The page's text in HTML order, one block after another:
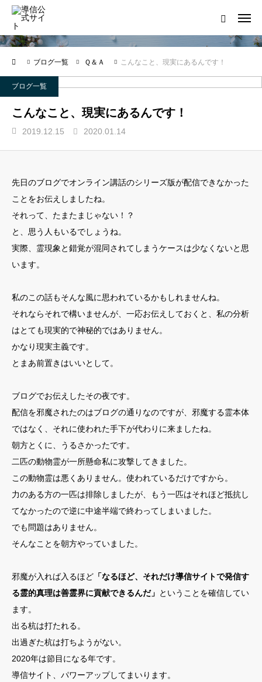
ブログ一覧 Ｑ＆Ａ こんなこと、現実にあるんです！
ブログ一覧
こんなこと、現実にあるんです！
2019.12.15 2020.01.14
先日のブログでオンライン講話のシリーズ版が配信できなかった
ことをお伝えしましたね。
それって、たまたまじゃない！？
と、思う人もいるでしょうね。
実際、霊現象と錯覚が混同されてしまうケースは少なくないと思
います。
私のこの話もそんな風に思われているかもしれませんね。
それならそれで構いませんが、一応お伝えしておくと、私の分析
はとても現実的で神秘的ではありません。
かなり現実主義です。
とまあ前置きはいいとして。
ブログでお伝えしたその夜です。
配信を邪魔されたのはブログの通りなのですが、邪魔する霊本体
ではなく、それに使われた手下が代わりに来ましたね。
朝方とくに、うるさかったです。
二匹の動物霊が一所懸命私に攻撃してきました。
この動物霊は悪くありません。使われているだけですから。
力のある方の一匹は排除しましたが、もう一匹はそれほど抵抗し
てなかったので逆に中途半端で終わってしまいました。
でも問題はありません。
そんなことを朝方やっていました。
邪魔が入れば入るほど 「なるほど、それだけ導信サイトで発信す
る霊的真理は善霊界に貢献できるんだ」 ということを確信してい
ます。
出る杭は打たれる。
出過ぎた杭は打ちようがない。
2020年は節目になる年です。
導信サイト、パワーアップしてまいります。
ログイン 会員登録について
ホーム
導信サイト／霊的真理とは
靈符※会員限定
お問い合わせ